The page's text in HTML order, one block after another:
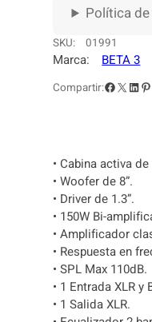
E
T
T
E
c
a
n
t
i
d
a
d
Política
SKU: 01991
Marca: BETA 3
Compartir:Facebook X LinkedIn Pinterest
• Cabina activa
• Woofer de 8”.
• Driver de 1.3”.
• 150W Bi-
• Amplificador
• Respuesta en
• SPL Max 110dB.
• 1 Entrada XLR y
• 1 Salida XLR.